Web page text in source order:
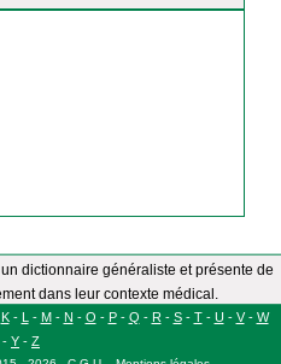
dictionnaire généraliste et présente de
dans leur contexte médical.
K- L - M- N - O - P- Q - R- S- T- U- V- W
- Y - Z